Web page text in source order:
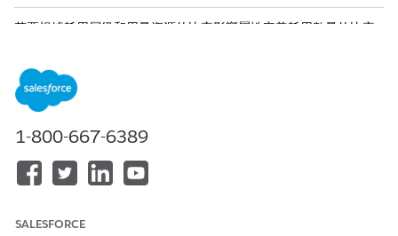
若要根據耗用層級和用量資源的比率影響屬性定義耗用數量的比率,
目的生命週期,這可讓您將項目設定為草稿、啟用或未啟用。您可以
將草稿項目轉換為啟用或停用。此外,您可以視需要停用已啟用的項
目或重新啟用項目。
建立比率卡
比率卡會定義用於評分銷售產品所授與使用資源的規則群組。
比率和比率調整。設定可確保您交易的評分準確。若要確保產品
1-800-667-6389
SALESFORCE